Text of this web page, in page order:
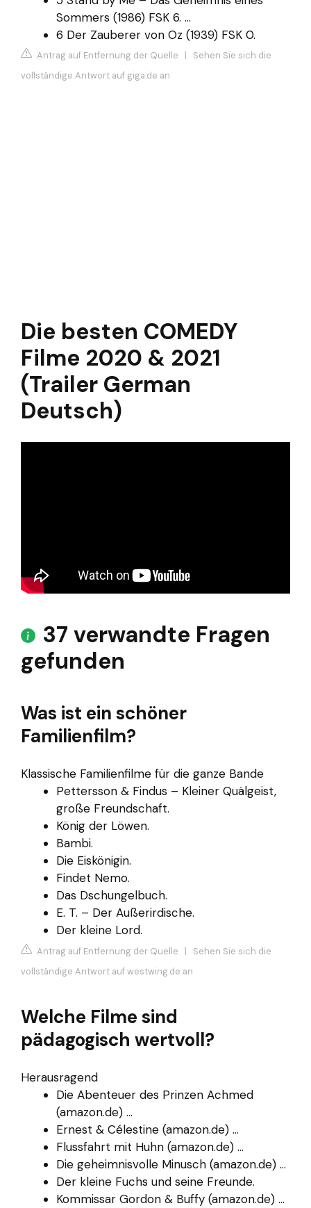
Sommers (1986) FSK 6. ...
6 Der Zauberer von Oz (1939) FSK 0.
Antrag auf Entfernung der Quelle | Sehen Sie sich die
vollständige Antwort auf giga.de an
Die besten COMEDY
Filme 2020 & 2021
(Trailer German
Deutsch)
37 verwandte Fragen
gefunden
Was ist ein schöner
Familienfilm?
Klassische Familienfilme für die ganze Bande
Pettersson & Findus – Kleiner Quälgeist,
große Freundschaft.
König der Löwen.
Bambi.
Die Eiskönigin.
Findet Nemo.
Das Dschungelbuch.
E. T. – Der Außerirdische.
Der kleine Lord.
Antrag auf Entfernung der Quelle | Sehen Sie sich die
vollständige Antwort auf westwing.de an
Welche Filme sind
pädagogisch wertvoll?
Herausragend
Die Abenteuer des Prinzen Achmed
(amazon.de) ...
Ernest & Célestine (amazon.de) ...
Flussfahrt mit Huhn (amazon.de) ...
Die geheimnisvolle Minusch (amazon.de) ...
Der kleine Fuchs und seine Freunde.
Kommissar Gordon & Buffy (amazon.de) ...